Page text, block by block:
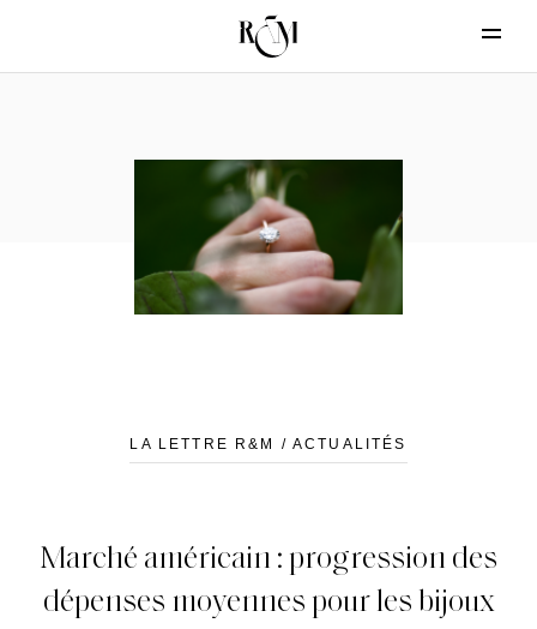
LA LETTRE R&M / ACTUALITÉS
Marché américain : progression des
dépenses moyennes pour les bijoux